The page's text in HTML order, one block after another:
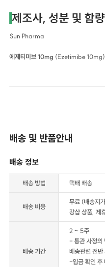
제조사, 성분 및 함량
Sun Pharma
에제티미브 10mg (Ezetimibe 10mg)
배송 및 반품안내
배송 정보
배송 방법 택배 배송
배송 비용
무료 (배송지
강샵 상품, 제
배송 기간
2 ~ 5주
- 통관 사정의
배송관련 전
-입금 확인 후